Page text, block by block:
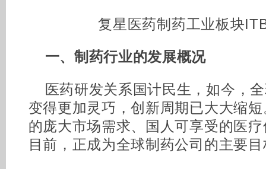
复星医药制药工业板块
一、制药行业的发展概况
医药研发关系国计民生，如今，
变得更加灵巧，创新周期已大大缩
的庞大市场需求、国人可享受的医
目前，正成为全球制药公司的主要